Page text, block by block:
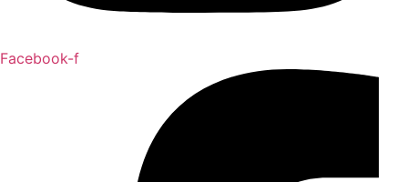
Facebook-f